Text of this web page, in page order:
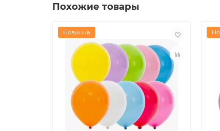
Похожие товары
Новинка